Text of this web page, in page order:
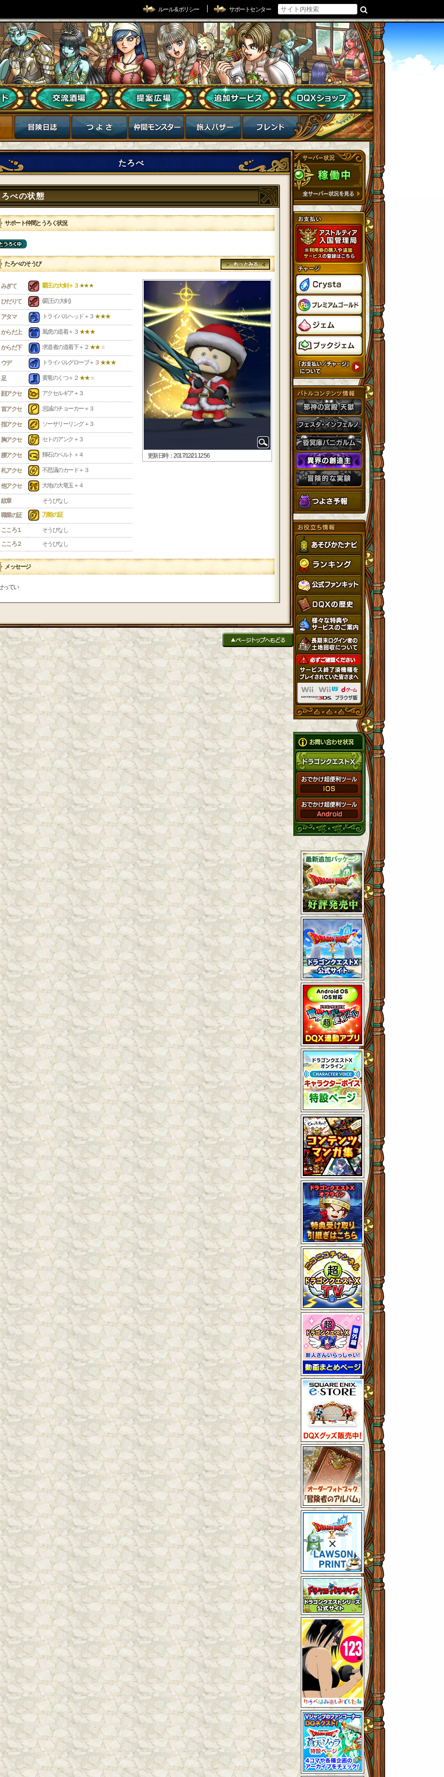
ルール & ポリシー サポートセンター
たろべ
べの状態
サポート仲間とうろく状況
たろべのそうび
みぎて 覇王の大剣＋３ ★★★
ひだりて (覇王の大剣)
アタマ トライバルヘッド＋３ ★★★
からだ上 風虎の道着＋３ ★★★
からだ下 求道者の道着下＋２ ★★★
ウデ トライバルグローブ＋３ ★★★
足 黄竜のくつ＋２ ★★★
顔アクセ アクセルギア＋３
首アクセ 忠誠のチョーカー＋３
指アクセ ソーサリーリング＋３
胸アクセ セトのアンク＋３
腰アクセ 輝石のベルト＋４
札アクセ 不思議のカード＋３
他アクセ 大地の大竜玉＋４
紋章 そうびなし
職業の証 万能の証
こころ１
そうびなし
こころ２
そうびなし
更新日時：2017/12/21 12:56
メッセージ
ってい